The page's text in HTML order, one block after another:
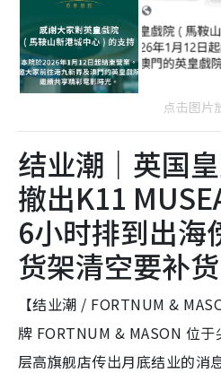
点击图片
结业潮｜英国
撤出K11
6小时排到出海
货架清空要补货
【结业潮 / FORTNUM &
牌 FORTNUM & MASON 位
层高旗舰店传出月底结业的消